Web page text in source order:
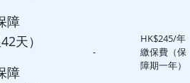
障
天）
障
-
HK$245/年
繳保費（保
障期一年）